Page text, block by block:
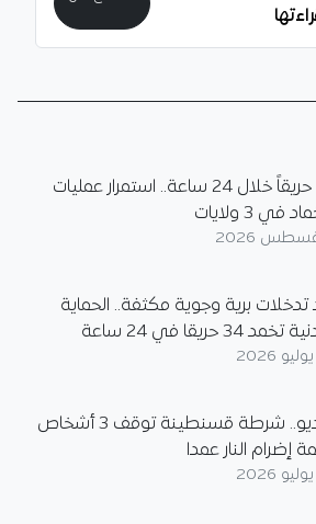
56 حريقاً خلال 24 ساعة.. استمرار عمليات
في 3 ولايات
تدخلات برية وجوية مكثفة.. الحماية
34 حريقا في 24 ساعة
فيديو.. شرطة قسنطينة توقف 3 أشخاص
إضرام النار عمدا